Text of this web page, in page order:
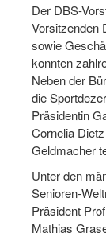
Projekte
Open
Dortmund
Mädchen
Mini-
Der DBS-
Vorsitzenden
sowie
konnten
Neben der
die
Präsidentin
Cornelia
Geldmacher
Unter den
Senioren-
Präsident
Mathias